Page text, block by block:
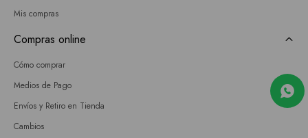
Mis compras
Compras online
Cómo comprar
Medios de Pago
Envíos y Retiro en Tienda
Cambios